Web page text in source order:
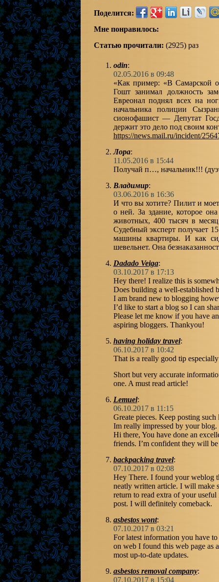
Поделится:
Мне понравилось:
Статью прочитали: (2925) раз
odin:
02.05.2016 в 09:48
«Как пример: «В Самарской
Гошт занимал должность
Евреонал поднял всех на
начальника полиции
сионофашист — Депутат
держит это дело под своим
https://news.mail.ru/incident/
Лора:
11.05.2016 в 15:44
Получай п…, начальник!!!
Владимир:
03.06.2016 в 16:36
И что вы хотите? Пилит и
о ней. За здание, которое
животных, 400 тысяч в
Судебный эксперт получает
машины квартиры. И как
шевельнет. Она
Dadado Veiga:
03.10.2017 в 17:13
Hey there! I realize this is
Does building a well-established
I am brand new to blogging
I’d like to start a blog so I can
Please let me know if you have
aspiring bloggers. Thankyou!
having holiday travel:
06.10.2017 в 10:42
That is a really good tip
Short but very accurate
one. A must read article!
Lemuel:
06.10.2017 в 11:15
Greate pieces. Keep posting
Im really impressed by your blog.
Hi there, You have done an
friends. I’m confident they will
backpacking travel:
07.10.2017 в 02:08
Hey There. I found your weblog
neatly written article. I will make
return to read extra of your
post. I will definitely comeback.
asbestos wont:
07.10.2017 в 03:21
For latest information you have
on web I found this web page as
most up-to-date updates.
asbestos removal company:
07.10.2017 в 15:04